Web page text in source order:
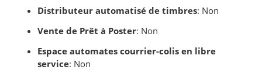
Distributeur automatisé de timbres: Non
Vente de Prêt à Poster: Non
Espace automates courrier-colis en libre
service: Non